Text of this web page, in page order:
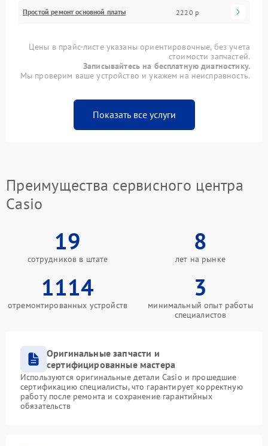
Простой ремонт основной платы 2220 р
Цены в прайс-листе указаны ориентировочные, без учета
стоимости запчастей.
Записывайтесь на бесплатную диагностику.
Мы проверим ваше устройство и укажем на неисправность.
Показать все услуги
Преимущества сервисного центра
Casio
19
сотрудников в штате
8
лет на рынке
1114
отремонтированных устройств
3
минимальный опыт работы
специалистов
Оригинальные запчасти и
сертифицированные мастера
Используются оригинальные детали Casio и прошедшие
сертификацию специалисты, что гарантирует корректную
работу после ремонта и сохранение гарантийных
обязательств